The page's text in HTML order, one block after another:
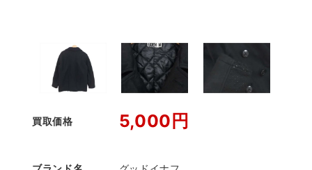
買取価格 5,000円